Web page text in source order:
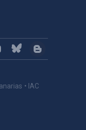
• IAC